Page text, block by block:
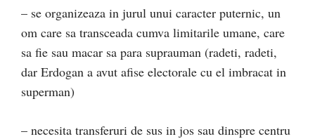
– se organizeaza in jurul unui caracter puternic, un
om care sa transceada cumva limitarile umane, care
sa fie sau macar sa para suprauman (radeti, radeti,
dar Erdogan a avut afise electorale cu el imbracat in
superman)
– necesita transferuri de sus in jos sau dinspre centru